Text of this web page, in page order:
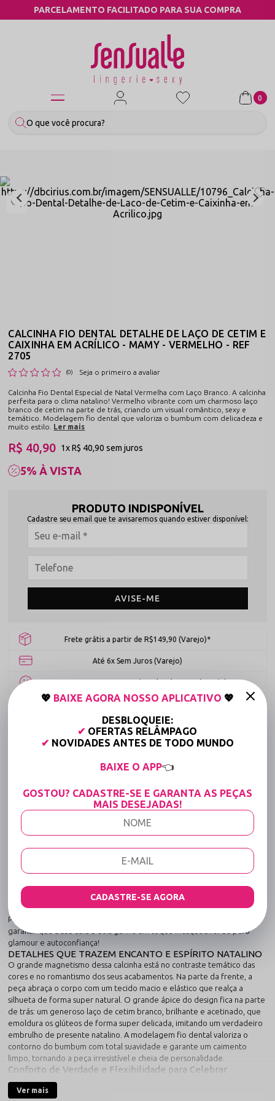
PARCELAMENTO FACILITADO PARA SUA COMPRA
0
CALCINHA FIO DENTAL DETALHE DE LAÇO DE CETIM E
CAIXINHA EM ACRÍLICO - MAMY - VERMELHO - REF
2705
(0) Seja o primeiro a avaliar
Calcinha Fio Dental Especial de Natal Vermelha com Laço Branco. A calcinha
perfeita para o clima natalino! Vermelho vibrante com um charmoso laço
branco de cetim na parte de trás, criando um visual romântico, sexy e
temático. Modelagem fio dental que valoriza o bumbum com delicadeza e
muito estilo.
Ler mais
5% À VISTA
R$ 40,90 1xR$ 40,90sem juros
PRODUTO INDISPONÍVEL
Cadastre seu email que te avisaremos quando estiver disponível:
AVISE-ME
Frete grátis a partir de R$149,90 (Varejo)*
Até 6x Sem Juros (Varejo)
15% OFF para Compras Acima de R$400,00 (Varejo)
Compartilhe:
Código identificador (SKU):2705
Calcinha Especial de Natal Fio Dental Vermelha
com Laço Branco: Sedução da Noite Feliz
Sabe aquela lingerie que é a cara das festas de fim de ano, perfeita
para celebrar com muito estilo, romance e uma dose extra de ousadia?
Este modelo especial de Natal foi desenhado para ser a grande estrela
da sua noite. Unindo a energia contagiante do vermelho vibrante com a
pureza e o charme de um lindo laço branco acetinado, ela é a escolha
definitiva para você se olhar no espelho e sentir o astral renovado.
Prepare-se para quebrar a rotina, presentear com bom gosto e
garantir que a sua ceia a dois ganhe um toque inesquecível de puro
glamour e autoconfiança!
DETALHES QUE TRAZEM ENCANTO E ESPÍRITO NATALINO
O grande magnetismo dessa calcinha está no contraste temático das
cores e no romantismo dos seus acabamentos. Na parte da frente, a
peça abraça o corpo com um tecido macio e elástico que realça a
silhueta de forma super natural. O grande ápice do design fica na parte
de trás: um generoso laço de cetim branco, brilhante e acetinado, que
emoldura os glúteos de forma super delicada, imitando um verdadeiro
embrulho de presente natalino. A modelagem fio dental valoriza o
contorno do bumbum com total suavidade e garante um caimento
limpo, tornando a peça irresistível e cheia de personalidade.
Conforto de Verdade e Flexibilidade para Celebrar
Nada de lingerie bonita que aperta ou incomoda na hora do brinde!
Pensando no seu bem-estar, esta calcinha é produzida com uma mistura
Ver mais
💖 BAIXE AGORA NOSSO APLICATIVO 💖
DESBLOQUEIE:
✔ OFERTAS RELÂMPAGO
✔ NOVIDADES ANTES DE TODO MUNDO
BAIXE O APP👈
GOSTOU? CADASTRE-SE E GARANTA AS PEÇAS
MAIS DESEJADAS!
CADASTRE-SE AGORA